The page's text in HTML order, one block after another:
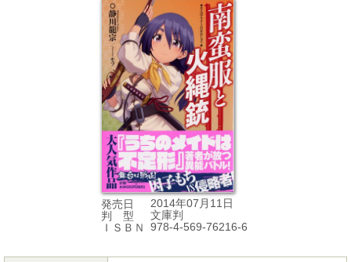
発売日
2014年07月11日
判 型
文庫判
ＩＳＢＮ
978-4-569-76216-6